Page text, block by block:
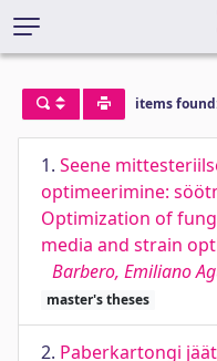
items
1. Seene
optimeerimine:
Optimization of
media and strain
Barbero, Emiliano
master's theses
2. Paberkartongi